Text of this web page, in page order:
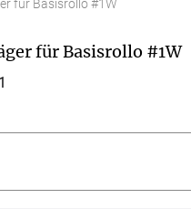
Für
Zubehör
für Basisrollo #1W
für Basisrollo #1W